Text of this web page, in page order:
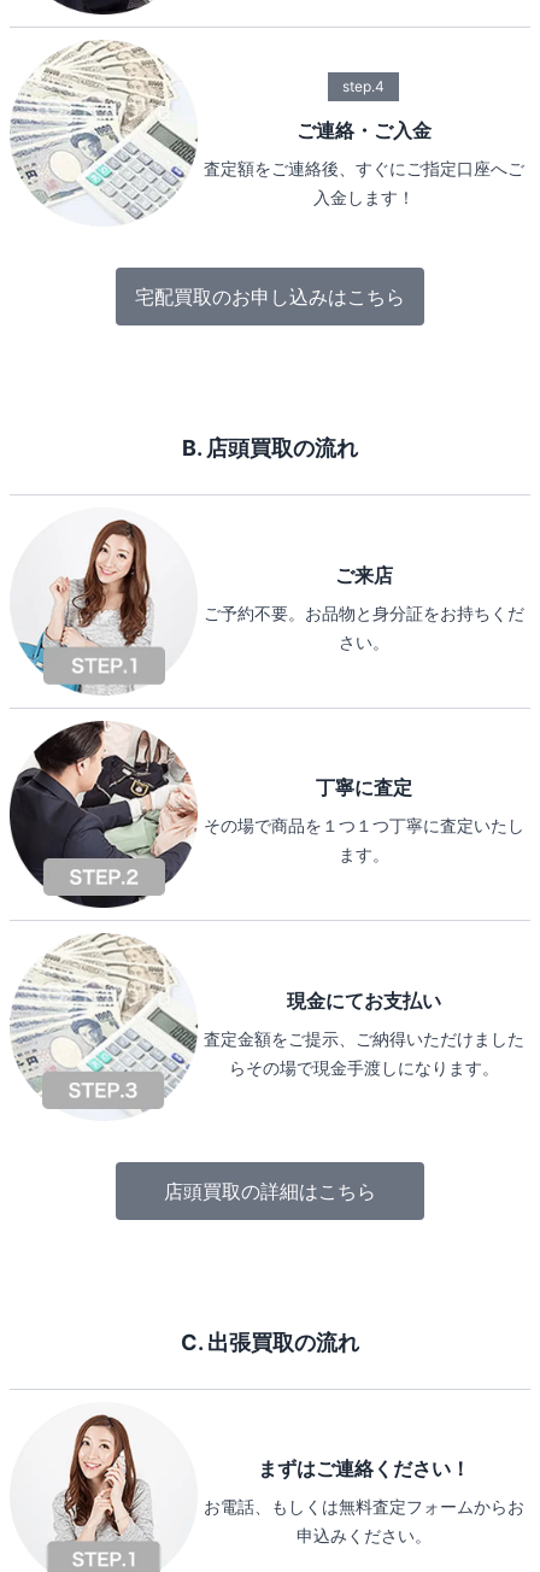
step.4
ご連絡・ご入金
査定額をご連絡後、すぐにご指定口座へご
入金します！
宅配買取のお申し込みはこちら
B. 店頭買取の流れ
ご来店
ご予約不要。お品物と身分証をお持ちくだ
さい。
丁寧に査定
その場で商品を１つ１つ丁寧に査定いたし
ます。
現金にてお支払い
査定金額をご提示、ご納得いただけました
らその場で現金手渡しになります。
店頭買取の詳細はこちら
C. 出張買取の流れ
まずはご連絡ください！
お電話、もしくは無料査定フォームからお
申込みください。